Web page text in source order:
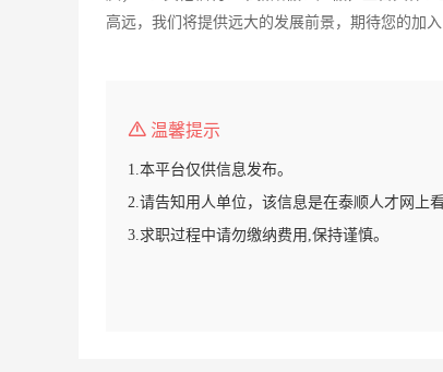
高远，我们将提供远大的发展前景，期待您的加入
温馨提示
1.本平台仅供信息发布。
2.请告知用人单位，该信息是在泰顺人才网上看
3.求职过程中请勿缴纳费用,保持谨慎。